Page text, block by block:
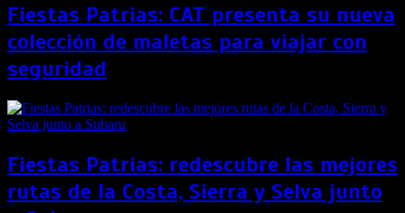
Fiestas Patrias: CAT presenta su nueva
colección de maletas para viajar con
seguridad
Fiestas Patrias: redescubre las mejores
rutas de la Costa, Sierra y Selva junto